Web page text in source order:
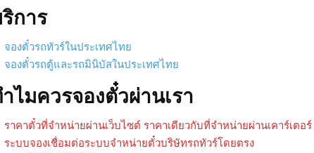
การ
จองตั๋วรถทัวร์ในประเทศไทย
จองตั๋วรถตู้และรถมินิบัสในประเทศไทย
ไมควรจองตั๋วผ่านเรา
ราคาตั๋วที่จำหน่ายผ่านเว็บไซต์ ราคาเดียวกับที่จำหน่ายผ่านเคาร์เตอร์
ระบบจองเชื่อมต่อระบบจำหน่ายตั๋วบริษัทรถทัวร์โดยตรง